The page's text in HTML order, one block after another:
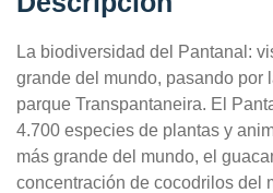
La biodiversidad del Pantanal:
grande del mundo, pasando por
parque Transpantaneira. El
4.700 especies de plantas y
más grande del mundo, el
concentración de cocodrilos del